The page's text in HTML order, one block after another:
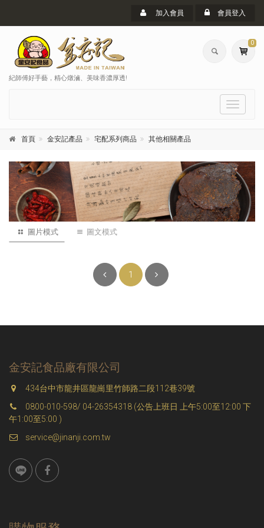
加入會員 會員登入
0
紀師傅好手藝，精心燉滷、美味香濃厚透!
選
首頁 金安記產品 宅配系列商品 其他相關產品
圖片模式 圖文模式
1
金安記食品廠有限公司
434台中市龍井區龍崗里竹師路二段112巷39號
0800-010-598/ 04-26354318 (公告上班日 上午5:00至12:00 下
午1:00至5:00 )
service@jinanji.com.tw